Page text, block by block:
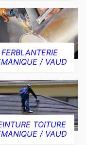
FERBLANTERIE
/ VAUD
TOITURE
/ VAUD